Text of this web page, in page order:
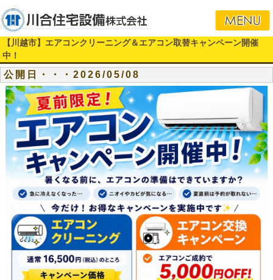
【川越市】エアコンクリーニング＆エアコン取替キャンペーン開催
中！
公開日・・・2026/05/08